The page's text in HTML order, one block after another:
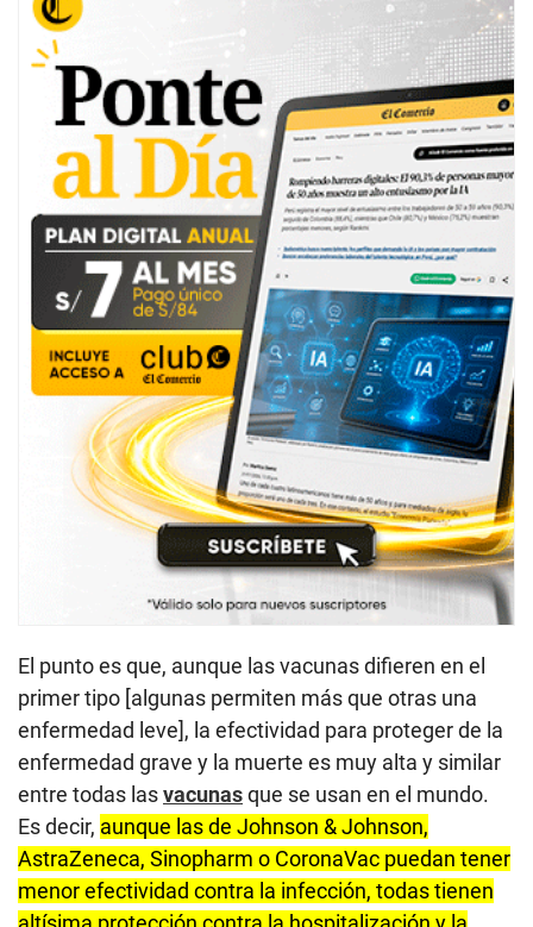
El punto es que, aunque las vacunas difieren en el
primer tipo [algunas permiten más que otras una
enfermedad leve], la efectividad para proteger de la
enfermedad grave y la muerte es muy alta y similar
entre todas lasvacunasque se usan en el mundo.
Es decir, aunque las de Johnson & Johnson,
AstraZeneca, Sinopharm o CoronaVac puedan tener
menor efectividad contra la infección, todas tienen